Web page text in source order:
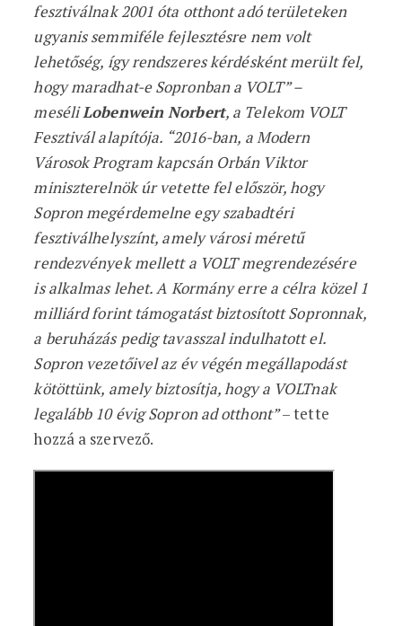
fesztiválnak 2001 óta otthont adó területeken
ugyanis semmiféle fejlesztésre nem volt
lehetőség, így rendszeres kérdésként merült fel,
hogy maradhat-e Sopronban a VOLT” –
meséliLobenwein Norbert, a Telekom VOLT
Fesztivál alapítója. “2016-ban, a Modern
Városok Program kapcsán Orbán Viktor
miniszterelnök úr vetette fel először, hogy
Sopron megérdemelne egy szabadtéri
fesztiválhelyszínt, amely városi méretű
rendezvények mellett a VOLT megrendezésére
is alkalmas lehet. A Kormány erre a célra közel 1
milliárd forint támogatást biztosított Sopronnak,
a beruházás pedig tavasszal indulhatott el.
Sopron vezetőivel az év végén megállapodást
kötöttünk, amely biztosítja, hogy a VOLTnak
legalább 10 évig Sopron ad otthont”– tette
hozzá a szervező.